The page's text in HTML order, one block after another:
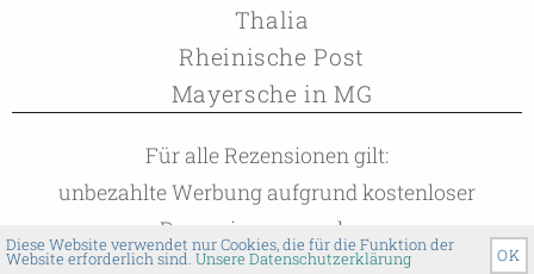
Thalia
Rheinische Post
Mayersche in MG
Für alle Rezensionen gilt:
unbezahlte Werbung aufgrund kostenloser
Rezensionsexemplare
OK
Diese Website verwendet nur Cookies, die für die Funktion der
Website erforderlich sind. Unsere Datenschutzerklärung